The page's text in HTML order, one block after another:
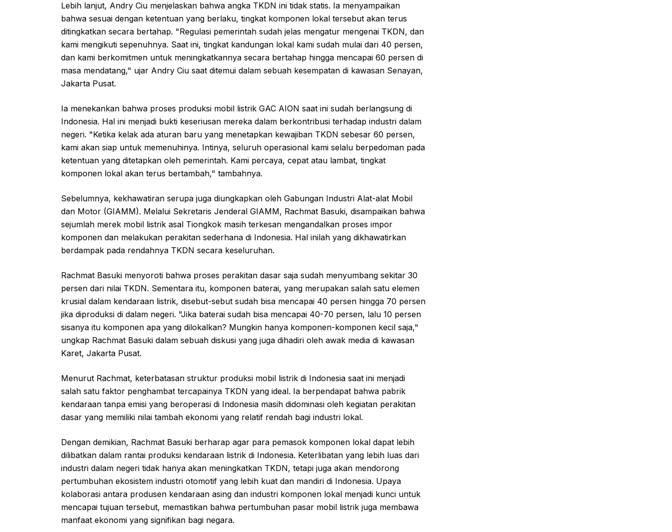
Lebih lanjut, Andry Ciu menjelaskan bahwa angka TKDN ini tidak statis. Ia menyampaikan
bahwa sesuai dengan ketentuan yang berlaku, tingkat komponen lokal tersebut akan terus
ditingkatkan secara bertahap. "Regulasi pemerintah sudah jelas mengatur mengenai TKDN, dan
kami mengikuti sepenuhnya. Saat ini, tingkat kandungan lokal kami sudah mulai dari 40 persen,
dan kami berkomitmen untuk meningkatkannya secara bertahap hingga mencapai 60 persen di
masa mendatang," ujar Andry Ciu saat ditemui dalam sebuah kesempatan di kawasan Senayan,
Jakarta Pusat.
Ia menekankan bahwa proses produksi mobil listrik GAC AION saat ini sudah berlangsung di
Indonesia. Hal ini menjadi bukti keseriusan mereka dalam berkontribusi terhadap industri dalam
negeri. "Ketika kelak ada aturan baru yang menetapkan kewajiban TKDN sebesar 60 persen,
kami akan siap untuk memenuhinya. Intinya, seluruh operasional kami selalu berpedoman pada
ketentuan yang ditetapkan oleh pemerintah. Kami percaya, cepat atau lambat, tingkat
komponen lokal akan terus bertambah," tambahnya.
Sebelumnya, kekhawatiran serupa juga diungkapkan oleh Gabungan Industri Alat-alat Mobil
dan Motor (GIAMM). Melalui Sekretaris Jenderal GIAMM, Rachmat Basuki, disampaikan bahwa
sejumlah merek mobil listrik asal Tiongkok masih terkesan mengandalkan proses impor
komponen dan melakukan perakitan sederhana di Indonesia. Hal inilah yang dikhawatirkan
berdampak pada rendahnya TKDN secara keseluruhan.
Rachmat Basuki menyoroti bahwa proses perakitan dasar saja sudah menyumbang sekitar 30
persen dari nilai TKDN. Sementara itu, komponen baterai, yang merupakan salah satu elemen
krusial dalam kendaraan listrik, disebut-sebut sudah bisa mencapai 40 persen hingga 70 persen
jika diproduksi di dalam negeri. "Jika baterai sudah bisa mencapai 40-70 persen, lalu 10 persen
sisanya itu komponen apa yang dilokalkan? Mungkin hanya komponen-komponen kecil saja,"
ungkap Rachmat Basuki dalam sebuah diskusi yang juga dihadiri oleh awak media di kawasan
Karet, Jakarta Pusat.
Menurut Rachmat, keterbatasan struktur produksi mobil listrik di Indonesia saat ini menjadi
salah satu faktor penghambat tercapainya TKDN yang ideal. Ia berpendapat bahwa pabrik
kendaraan tanpa emisi yang beroperasi di Indonesia masih didominasi oleh kegiatan perakitan
dasar yang memiliki nilai tambah ekonomi yang relatif rendah bagi industri lokal.
Dengan demikian, Rachmat Basuki berharap agar para pemasok komponen lokal dapat lebih
dilibatkan dalam rantai produksi kendaraan listrik di Indonesia. Keterlibatan yang lebih luas dari
industri dalam negeri tidak hanya akan meningkatkan TKDN, tetapi juga akan mendorong
pertumbuhan ekosistem industri otomotif yang lebih kuat dan mandiri di Indonesia. Upaya
kolaborasi antara produsen kendaraan asing dan industri komponen lokal menjadi kunci untuk
mencapai tujuan tersebut, memastikan bahwa pertumbuhan pasar mobil listrik juga membawa
manfaat ekonomi yang signifikan bagi negara.